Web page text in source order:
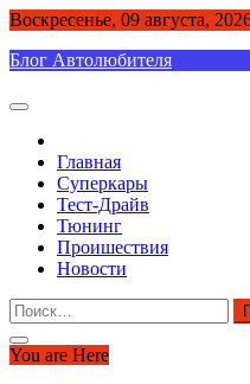
Skip
content
Воскресенье, 09 августа,
Блог Автолюбителя
Главная
Суперкары
Тест-Драйв
Тюнинг
Проишествия
Новости
Найти:
You are Here